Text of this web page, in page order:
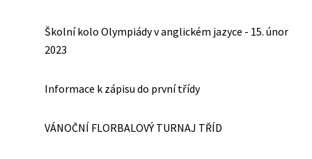
Školní kolo Olympiády v anglickém jazyce - 15. únor
2023
Informace k zápisu do první třídy
VÁNOČNÍ FLORBALOVÝ TURNAJ TŘÍD